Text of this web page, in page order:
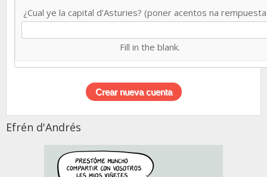
¿Cual ye la capital d'Asturies? (poner acentos na
Fill in the blank.
Efrén d'Andrés